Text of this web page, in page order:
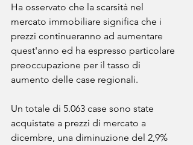
Ha osservato che la scarsità nel
mercato immobiliare significa che i
prezzi continueranno ad aumentare
quest'anno ed ha espresso particolare
preoccupazione per il tasso di
aumento delle case regionali.
Un totale di 5.063 case sono state
acquistate a prezzi di mercato a
dicembre, una diminuzione del 2,9%